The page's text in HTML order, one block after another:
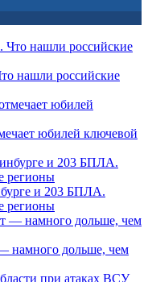
нашли российские
юбилей ключевой
и 203 БПЛА.
регионы
намного дольше, чем